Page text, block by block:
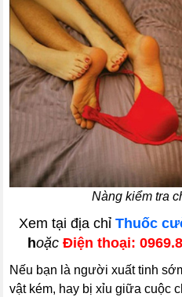
Nàng kiểm tra
Xem tại địa chỉ Thuốc
hoặcĐiện thoại:
Nếu bạn là người xuất tinh
vật kém, hay bị xỉu giữa cuộc